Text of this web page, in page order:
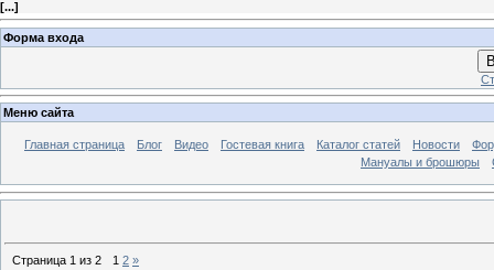
[...]
Форма входа
Меню сайта
Главная страница Блог Видео Гостевая книга Каталог статей Новости
Мануалы и брошюры
Страница 1 из 2 1 2 »